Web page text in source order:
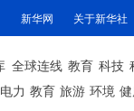
新华网 关于新华社
全球连线 教育 科技
电力 教育 旅游 环境